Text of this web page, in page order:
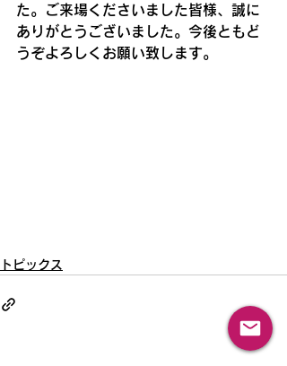
た。ご来場くださいました皆様、誠に
ありがとうございました。今後ともど
うぞよろしくお願い致します。
トピックス